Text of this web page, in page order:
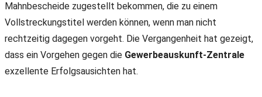
Mahnbescheide zugestellt bekommen, die zu einem
Vollstreckungstitel werden können, wenn man nicht
rechtzeitig dagegen vorgeht. Die Vergangenheit hat gezeigt,
dass ein Vorgehen gegen die Gewerbeauskunft-Zentrale
exzellente Erfolgsausichten hat.